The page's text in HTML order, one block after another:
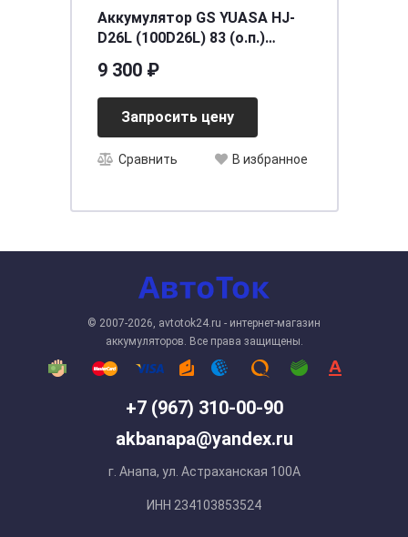
Аккумулятор GS YUASA HJ-
D26L (100D26L) 83 (о.п.)
9 300 ₽
Запросить цену
Сравнить В избранное
+7 (967) 310-00-90
akbanapa@yandex.ru
г. Анапа, ул. Астраханская 100А
ИНН 234103853524
© 2007-2026, avtotok24.ru - интернет-магазин
аккумуляторов. Все права защищены.